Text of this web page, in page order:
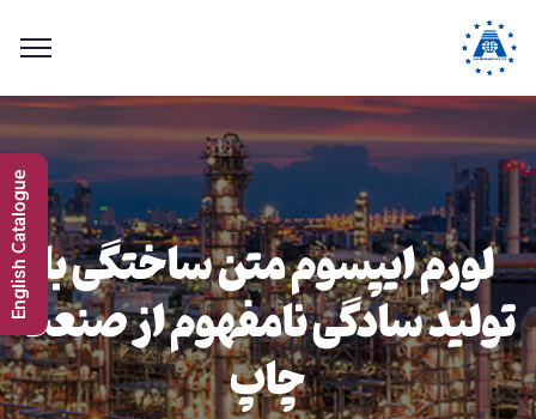
لورم ایپسوم متن ساختگی با
تولید سادگی نامفهوم از صنعت
چاپ
English Catalogue